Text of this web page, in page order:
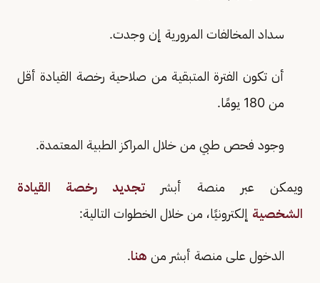
سداد المخالفات المرورية إن وجدت.
أن تكون الفترة المتبقية من صلاحية رخصة القيادة أقل
من 180 يومًا.
وجود فحص طبي من خلال المراكز الطبية المعتمدة.
ويمكن عبر منصة أبشر تجديد رخصة القيادة
الشخصية إلكترونيًا، من خلال الخطوات التالية:
الدخول على منصة أبشر من هنا.